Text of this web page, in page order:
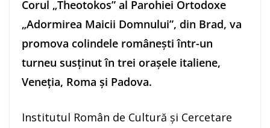
Corul „Theotokos” al Parohiei Ortodoxe
„Adormirea Maicii Domnului”, din Brad, va
promova colindele românești într-un
turneu susținut în trei orașele italiene,
Veneția, Roma și Padova.
Institutul Român de Cultură și Cercetare